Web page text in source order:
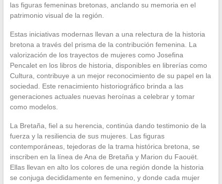
las figuras femeninas bretonas, anclando su memoria en el
patrimonio visual de la región.
Estas iniciativas modernas llevan a una relectura de la historia
bretona a través del prisma de la contribución femenina. La
valorización de los trayectos de mujeres como Josefina
Pencalet en los libros de historia, disponibles en librerías como
Cultura, contribuye a un mejor reconocimiento de su papel en la
sociedad. Este renacimiento historiográfico brinda a las
generaciones actuales nuevas heroínas a celebrar y tomar
como modelos.
La Bretaña, fiel a su herencia, continúa dando testimonio de la
fuerza y la resiliencia de sus mujeres. Las figuras
contemporáneas, tejedoras de la trama histórica bretona, se
inscriben en la línea de Ana de Bretaña y Marion du Faouët.
Ellas llevan en alto los colores de una región donde la historia
se conjuga decididamente en femenino, y donde cada mujer